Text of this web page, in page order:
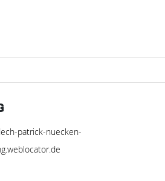
patrick-nuecken-